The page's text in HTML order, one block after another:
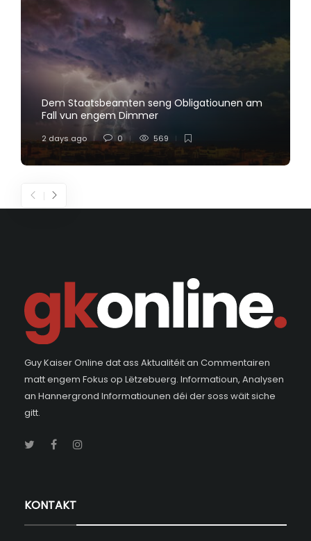
Dem Staatsbeamten seng Obligatiounen am
Fall vun engem Dimmer
2 days ago 0 569
Guy Kaiser Online dat ass Aktualitéit an Commentairen
matt engem Fokus op Lëtzebuerg. Informatioun, Analysen
an Hannergrond Informatiounen déi der soss wäit siche
gitt.
KONTAKT